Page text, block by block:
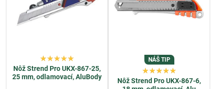
Nôž Strend Pro UKX-867-25,
25 mm, odlamovací, AluBody
NÁŠ TIP
Nôž Strend Pro UKX-867-6,